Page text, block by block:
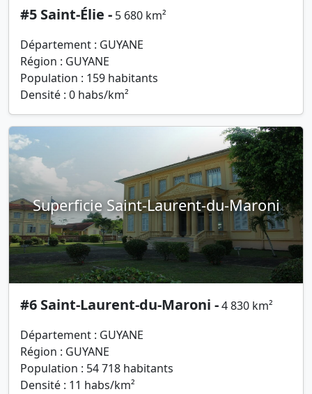
#5 Saint-Élie - 5 680 km²
Département : GUYANE
Région : GUYANE
Population : 159 habitants
Densité : 0 habs/km²
Superficie Saint-Laurent-du-Maroni
#6 Saint-Laurent-du-Maroni -4 830 km²
Département : GUYANE
Région : GUYANE
Population : 54 718 habitants
Densité : 11 habs/km²